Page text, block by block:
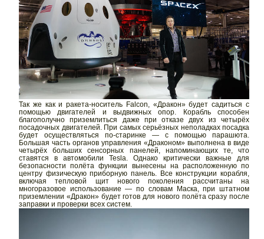
Так же как и ракета-носитель Falcon, «Дракон» будет садиться с
помощью двигателей и выдвижных опор. Корабль способен
благополучно приземлиться даже при отказе двух из четырёх
посадочных двигателей. При самых серьёзных неполадках посадка
будет осуществляться по-старинке — с помощью парашюта.
Большая часть органов управления «Драконом» выполнена в виде
четырёх больших сенсорных панелей, напоминающих те, что
ставятся в автомобили Tesla. Однако критически важные для
безопасности полёта функции вынесены на расположенную по
центру физическую приборную панель. Все конструкции корабля,
включая тепловой щит нового поколения рассчитаны на
многоразовое использование — по словам Маска, при штатном
приземлении «Дракон» будет готов для нового полёта сразу после
заправки и проверки всех систем.